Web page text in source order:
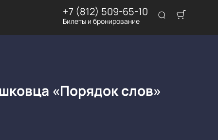
+7 (812) 509-65-10
Билеты и бронирование
«Порядок слов»